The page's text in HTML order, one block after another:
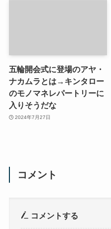
五輪開会式に登場のアヤ・
ナカムラとは→キンタロー
のモノマネレパートリーに
入りそうだな
2024年7月27日
コメント
コメントする